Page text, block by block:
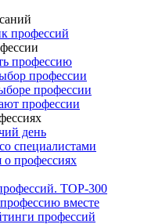
профессий
профессию
профессии
профессии
профессии
день
специалистами
профессиях
TOP-300
вместе
профессий